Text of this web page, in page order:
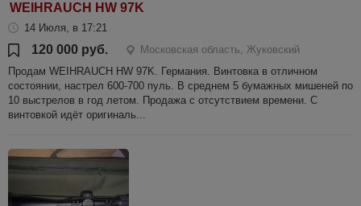
WEIHRAUCH HW 97K
14 Июля, в 17:21
120 000 руб.
Московская область, Жуковский
Продам WEIHRAUCH HW 97K. Германия. Винтовка в отличном
состоянии, настрел 600-700 пуль. В среднем 5 бумажных мишеней по
10 выстрелов в год летом. Продажа с отсутствием времени. С
винтовкой идёт оригиналь...